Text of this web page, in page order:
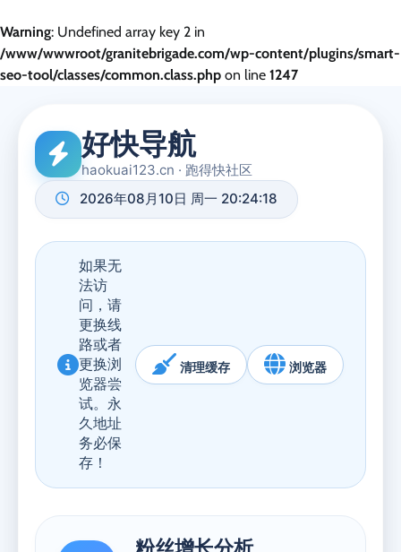
Warning: Undefined array key 2 in
/www/wwwroot/granitebrigade.com/wp-content/plugins/smart-
seo-tool/classes/common.class.php on line 1247